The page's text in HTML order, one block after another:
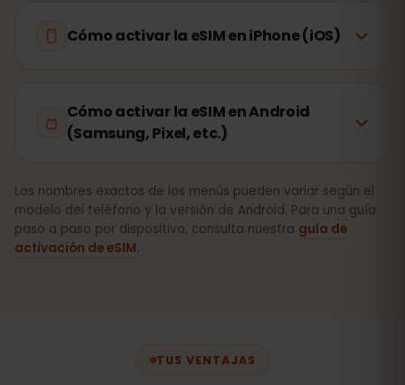
Cómo activar la eSIM en iPhone (iOS)
Cómo activar la eSIM en Android
(Samsung, Pixel, etc.)
Los nombres exactos de los menús pueden variar según el
modelo del teléfono y la versión de Android. Para una guía
paso a paso por dispositivo, consulta nuestra guía de
activación de eSIM.
TUS VENTAJAS